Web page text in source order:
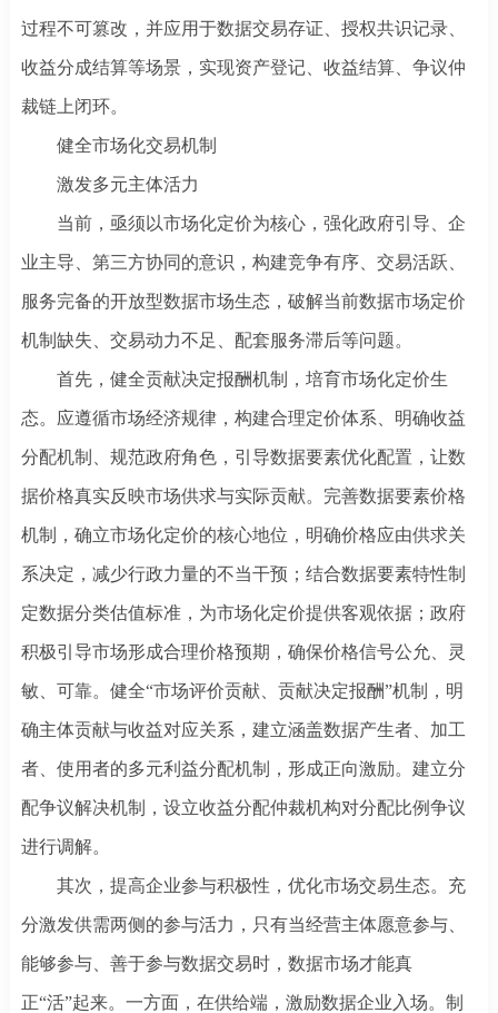
过程不可篡改，并应用于数据交易存证、授权共识记录、
收益分成结算等场景，实现资产登记、收益结算、争议仲
裁链上闭环。
健全市场化交易机制
激发多元主体活力
当前，亟须以市场化定价为核心，强化政府引导、企
业主导、第三方协同的意识，构建竞争有序、交易活跃、
服务完备的开放型数据市场生态，破解当前数据市场定价
机制缺失、交易动力不足、配套服务滞后等问题。
首先，健全贡献决定报酬机制，培育市场化定价生
态。应遵循市场经济规律，构建合理定价体系、明确收益
分配机制、规范政府角色，引导数据要素优化配置，让数
据价格真实反映市场供求与实际贡献。完善数据要素价格
机制，确立市场化定价的核心地位，明确价格应由供求关
系决定，减少行政力量的不当干预；结合数据要素特性制
定数据分类估值标准，为市场化定价提供客观依据；政府
积极引导市场形成合理价格预期，确保价格信号公允、灵
敏、可靠。健全“市场评价贡献、贡献决定报酬”机制，明
确主体贡献与收益对应关系，建立涵盖数据产生者、加工
者、使用者的多元利益分配机制，形成正向激励。建立分
配争议解决机制，设立收益分配仲裁机构对分配比例争议
进行调解。
其次，提高企业参与积极性，优化市场交易生态。充
分激发供需两侧的参与活力，只有当经营主体愿意参与、
能够参与、善于参与数据交易时，数据市场才能真
正“活”起来。一方面，在供给端，激励数据企业入场。制